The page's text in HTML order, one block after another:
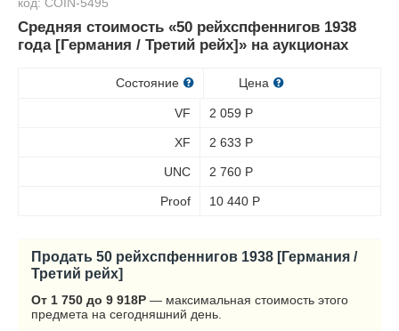
Средняя стоимость «50 рейхспфеннигов 1938
года [Германия / Третий рейх]» на аукционах
Состояние Цена
VF 2 059 Р
XF 2 633 Р
UNC 2 760 Р
Proof 10 440 Р
Продать 50 рейхспфеннигов 1938 [Германия /
Третий рейх]
От 1 750 до 9 918Р — максимальная стоимость этого
предмета на сегодняшний день.